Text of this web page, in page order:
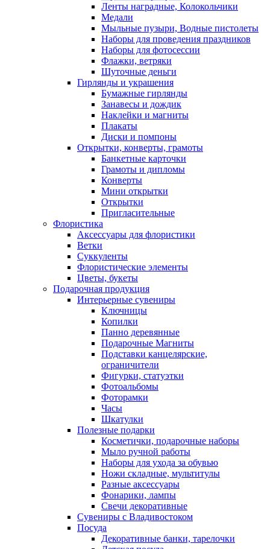
Ленты наградные, Колокольчики
Медали
Мыльные пузыри, Водные пистолеты
Наборы для проведения праздников
Наборы для фотосессии
Флажки, ветряки
Шуточные деньги
Гирлянды и украшения
Бумажные гирлянды
Занавесы и дождик
Наклейки и магниты
Плакаты
Диски и помпоны
Открытки, конверты, грамоты
Банкетные карточки
Грамоты и дипломы
Конверты
Мини открытки
Открытки
Пригласительные
Флористика
Аксессуары для флористики
Ветки
Суккуленты
Флористические элементы
Цветы, букеты
Подарочная продукция
Интерьерные сувениры
Ключницы
Копилки
Панно деревянные
Подарочные Магниты
Подставки канцелярские,
ограничители
Фигурки, статуэтки
Фотоальбомы
Фоторамки
Часы
Шкатулки
Полезные подарки
Косметички, подарочные наборы
Мыло ручной работы
Наборы для ухода за обувью
Ножи складные, мультитулы
Разные аксессуары
Фонарики, лампы
Свечи декоративные
Сувениры с Владивостоком
Посуда
Декоративные банки, тарелочки